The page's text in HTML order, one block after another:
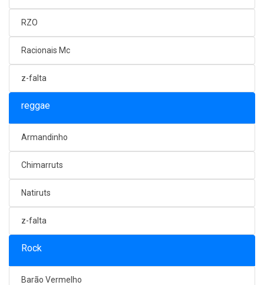
RZO
Racionais Mc
z-falta
reggae
Armandinho
Chimarruts
Natiruts
z-falta
Rock
Barão Vermelho